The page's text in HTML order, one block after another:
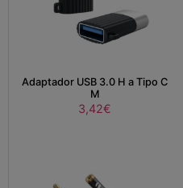
Adaptador USB 3.0 H a Tipo C
M
3,42€